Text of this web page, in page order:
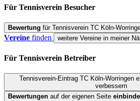
Für Tennisverein Besucher
Bewertung für Tennisverein TC Köln-
Vereine finden weitere Vereine in meiner
Für Tennisverein Betreiber
Tennisverein-Eintrag TC Köln-Worringen
verbessern
Bewertungen auf der eigenen Seite